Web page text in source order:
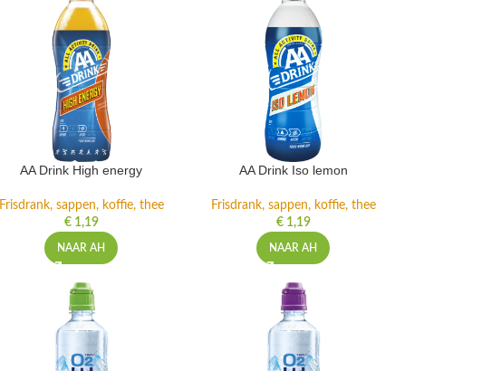
AA Drink High energy
Frisdrank, sappen, koffie, thee
€1,19
NAAR AH
AA Drink Iso lemon
Frisdrank, sappen, koffie, thee
€1,19
NAAR AH